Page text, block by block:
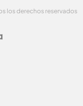
los derechos reservados